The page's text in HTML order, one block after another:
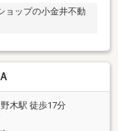
ョップの小金井不動
木駅 徒歩17分